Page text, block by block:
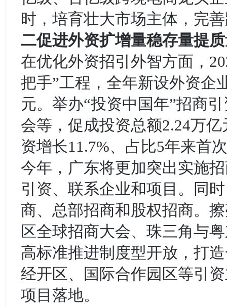
时，培育壮大市场主体，完
二促进外资扩增量稳存量提
在优化外资招引外智方面，
把手”工程，全年新设外资企
元。举办“投资中国年”招商
会等，促成投资总额2.24万
资增长11.7%、占比5年来首
今年，广东将更加突出实施
引资、联系企业和项目。同
商、总部招商和股权招商。
区全球招商大会、珠三角与
高标准推进制度型开放，打
经开区、国际合作园区等引
项目落地。